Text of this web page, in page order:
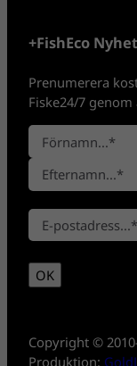
+FishEco
Prenumerera
Fiske24/7
N
a
n
*
F
ö
r
a
m
n
t
e
m
n
E
-
*
OK
Copyright ©
Produktion: